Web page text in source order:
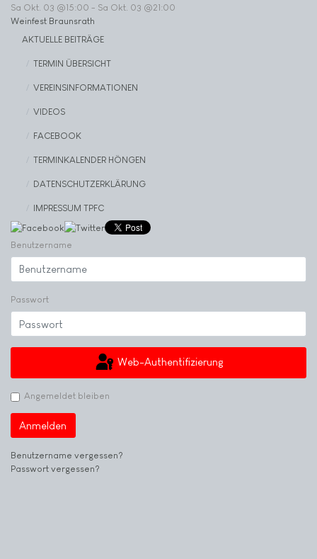
Sa Okt. 03 @15:00 - Sa Okt. 03 @21:00
Weinfest Braunsrath
AKTUELLE BEITRÄGE
TERMIN ÜBERSICHT
VEREINSINFORMATIONEN
VIDEOS
FACEBOOK
TERMINKALENDER HÖNGEN
DATENSCHUTZERKLÄRUNG
IMPRESSUM TPFC
Benutzername
Passwort
Web-Authentifizierung
Angemeldet bleiben
Anmelden
Benutzername vergessen?
Passwort vergessen?